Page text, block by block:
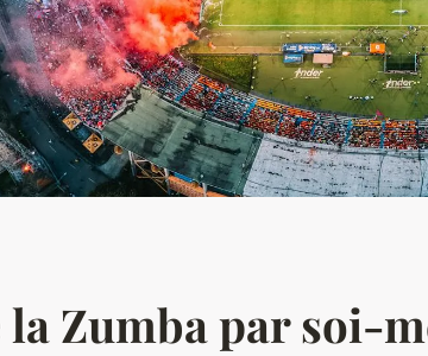
Zumba par soi-